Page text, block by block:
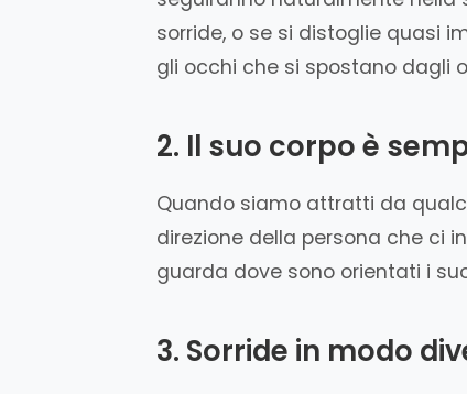
sorride, o se si distoglie quasi
gli occhi che si spostano dagli
2. Il suo corpo è
Quando siamo attratti da
direzione della persona che ci
guarda dove sono orientati i
3. Sorride in modo